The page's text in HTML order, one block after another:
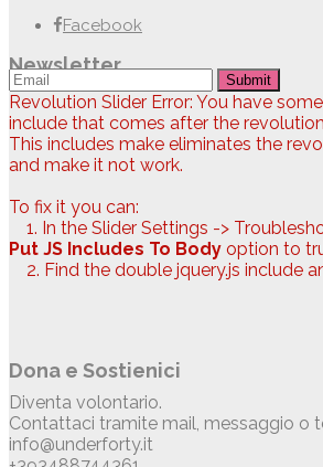
Facebook
Newsletter
Submit
Revolution Slider Error: You have
include that comes after the
This includes make eliminates the
and make it not work.
To fix it you can:
1. In the Slider Settings ->
Put JS Includes To Body option to
2. Find the double jquery.js include
Dona e Sostienici
Diventa volontario.
Contattaci tramite mail, messaggio o
info@underforty.it